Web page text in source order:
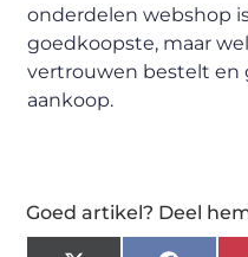
onderdelen webshop
goedkoopste, maar
vertrouwen bestelt en
aankoop.
Goed artikel? Deel